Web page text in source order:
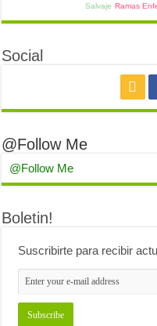
Salvaje Ramas
Social
@Follow Me
@Follow Me
Boletin!
Suscribirte para recibir